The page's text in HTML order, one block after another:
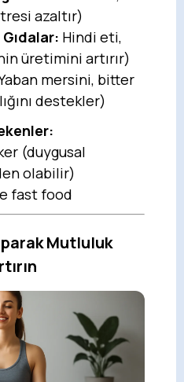
azaltır)
Hindi eti,
üretimini artırır)
mersini, bitter
destekler)
(duygusal
olabilir)
fast food
Mutluluk